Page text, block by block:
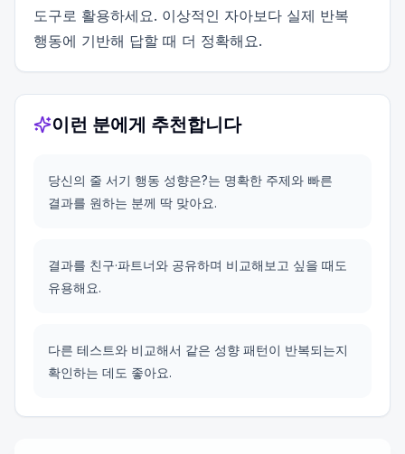
도구로 활용하세요. 이상적인 자아보다 실제 반복
행동에 기반해 답할 때 더 정확해요.
이런 분에게 추천합니다
당신의 줄 서기 행동 성향은?는 명확한 주제와 빠른
결과를 원하는 분께 딱 맞아요.
결과를 친구·파트너와 공유하며 비교해보고 싶을 때도
유용해요.
다른 테스트와 비교해서 같은 성향 패턴이 반복되는지
확인하는 데도 좋아요.